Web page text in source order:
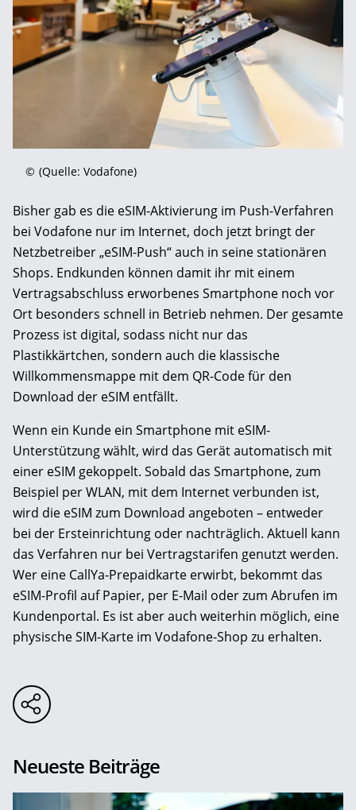
© (Quelle: Vodafone)
Bisher gab es die eSIM-Aktivierung im Push-Verfahren
bei Vodafone nur im Internet, doch jetzt bringt der
Netzbetreiber „eSIM-Push“ auch in seine stationären
Shops. Endkunden können damit ihr mit einem
Vertragsabschluss erworbenes Smartphone noch vor
Ort besonders schnell in Betrieb nehmen. Der gesamte
Prozess ist digital, sodass nicht nur das
Plastikkärtchen, sondern auch die klassische
Willkommensmappe mit dem QR-Code für den
Download der eSIM entfällt.
Wenn ein Kunde ein Smartphone mit eSIM-
Unterstützung wählt, wird das Gerät automatisch mit
einer eSIM gekoppelt. Sobald das Smartphone, zum
Beispiel per WLAN, mit dem Internet verbunden ist,
wird die eSIM zum Download angeboten – entweder
bei der Ersteinrichtung oder nachträglich. Aktuell kann
das Verfahren nur bei Vertragstarifen genutzt werden.
Wer eine CallYa-Prepaid­karte erwirbt, bekommt das
eSIM-Profil auf Papier, per E-Mail oder zum Abrufen im
Kunden­portal. Es ist aber auch weiterhin möglich, eine
physische SIM-Karte im Vodafone-Shop zu erhalten.
Neueste Beiträge